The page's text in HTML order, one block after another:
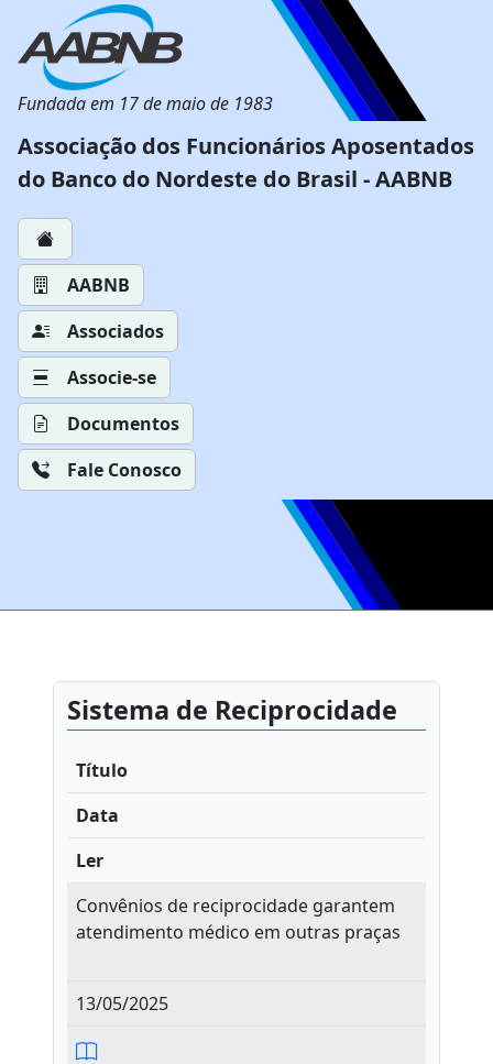
Fundada em 17 de maio de 1983
Associação dos Funcionários Aposentados
do Banco do Nordeste do Brasil - AABNB
AABNB
Associados
Associe-se
Documentos
Fale Conosco
Sistema de Reciprocidade
Título
Data
Ler
Convênios de reciprocidade garantem
atendimento médico em outras praças
13/05/2025